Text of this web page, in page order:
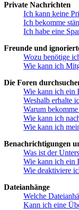
Private Nachrichten
Ich kann keine
Ich bekomme
Ich habe eine
Freunde und
Wozu benötige
Wie kann ich
Die Foren
Wie kann ich ein
Weshalb erhalte
Warum
Wie kann ich
Wie kann ich
Benachrichtigungen
Was ist der
Wie kann ich ein
Wie deaktiviere
Dateianhänge
Welche
Kann ich eine